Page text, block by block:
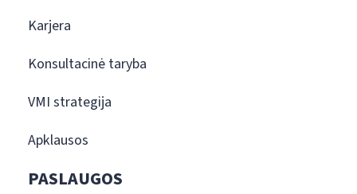
Karjera
Konsultacinė taryba
VMI strategija
Apklausos
PASLAUGOS